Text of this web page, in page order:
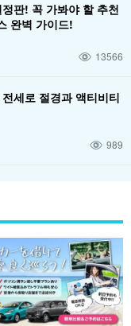
판! 꼭 가봐야 할 추천
완벽 가이드!
13566
세로 절경과 액티비티
989